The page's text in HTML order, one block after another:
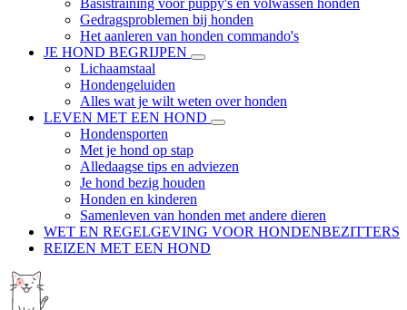
Basistraining voor puppy's en volwassen honden
Gedragsproblemen bij honden
Het aanleren van honden commando's
JE HOND BEGRIJPEN
Lichaamstaal
Hondengeluiden
Alles wat je wilt weten over honden
LEVEN MET EEN HOND
Hondensporten
Met je hond op stap
Alledaagse tips en adviezen
Je hond bezig houden
Honden en kinderen
Samenleven van honden met andere dieren
WET EN REGELGEVING VOOR HONDENBEZITTERS
REIZEN MET EEN HOND